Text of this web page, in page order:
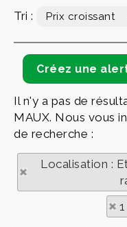
Tri :
Il n'y a pas de
MAUX. Nous vous
de recherche :
Localisation :